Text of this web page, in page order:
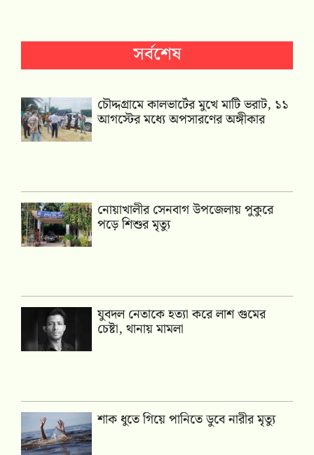
সর্বশেষ
চৌদ্দগ্রামে কালভার্টের মুখে মাটি ভরাট, ১১
আগস্টের মধ্যে অপসারণের অঙ্গীকার
নোয়াখালীর সেনবাগ উপজেলায় পুকুরে
পড়ে শিশুর মৃত্যু
যুবদল নেতাকে হত্যা করে লাশ গুমের
চেষ্টা, থানায় মামলা
শাক ধুতে গিয়ে পানিতে ডুবে নারীর মৃত্যু